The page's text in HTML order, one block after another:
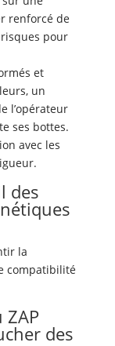
renforcé de
pour
et
un
l’opérateur
ses bottes.
avec les
des
la
compatibilité
des